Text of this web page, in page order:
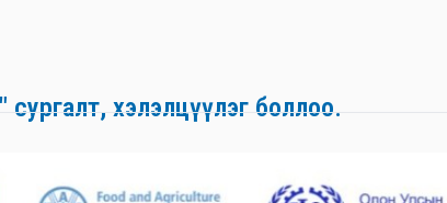
сургалт, хэлэлцүүлэг боллоо.